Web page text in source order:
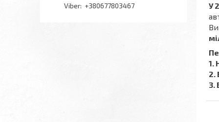
У
1.
2.
3.
Viber +380677803467